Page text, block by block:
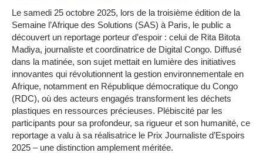
Le samedi 25 octobre 2025, lors de la troisième édition de la
Semaine l’Afrique des Solutions (SAS) à Paris, le public a
découvert un reportage porteur d’espoir : celui de Rita Bitota
Madiya, journaliste et coordinatrice de Digital Congo. Diffusé
dans la matinée, son sujet mettait en lumière des initiatives
innovantes qui révolutionnent la gestion environnementale en
Afrique, notamment en République démocratique du Congo
(RDC), où des acteurs engagés transforment les déchets
plastiques en ressources précieuses. Plébiscité par les
participants pour sa profondeur, sa rigueur et son humanité, ce
reportage a valu à sa réalisatrice le Prix Journaliste d’Espoirs
2025 – une distinction amplement méritée.